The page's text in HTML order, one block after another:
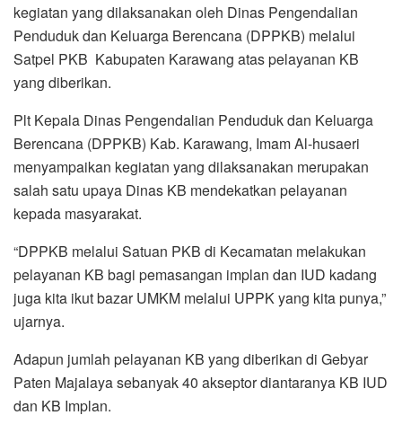
kegiatan yang dilaksanakan oleh Dinas Pengendalian
Penduduk dan Keluarga Berencana (DPPKB) melalui
Satpel PKB Kabupaten Karawang atas pelayanan KB
yang diberikan.
Plt Kepala Dinas Pengendalian Penduduk dan Keluarga
Berencana (DPPKB) Kab. Karawang, Imam Al-husaeri
menyampaikan kegiatan yang dilaksanakan merupakan
salah satu upaya Dinas KB mendekatkan pelayanan
kepada masyarakat.
“DPPKB melalui Satuan PKB di Kecamatan melakukan
pelayanan KB bagi pemasangan implan dan IUD kadang
juga kita ikut bazar UMKM melalui UPPK yang kita punya,”
ujarnya.
Adapun jumlah pelayanan KB yang diberikan di Gebyar
Paten Majalaya sebanyak 40 akseptor diantaranya KB IUD
dan KB Implan.